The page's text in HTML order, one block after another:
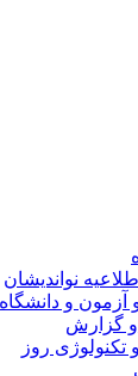
نواندیشان
و دانشگاه
روز